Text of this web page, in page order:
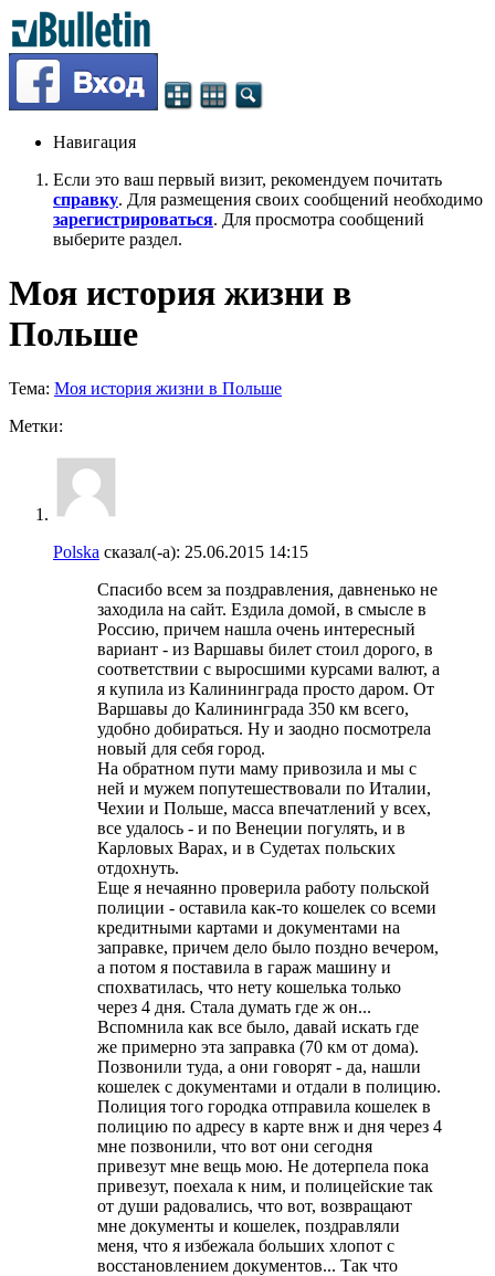
Навигация
Если это ваш первый визит, рекомендуем почитать
справку. Для размещения своих сообщений необходимо
зарегистрироваться. Для просмотра сообщений
выберите раздел.
Моя история жизни в
Польше
Тема: Моя история жизни в Польше
Метки:
Polska сказал(-а): 25.06.2015 14:15
Спасибо всем за поздравления, давненько не
заходила на сайт. Ездила домой, в смысле в
Россию, причем нашла очень интересный
вариант - из Варшавы билет стоил дорого, в
соответствии с выросшими курсами валют, а
я купила из Калининграда просто даром. От
Варшавы до Калининграда 350 км всего,
удобно добираться. Ну и заодно посмотрела
новый для себя город.
На обратном пути маму привозила и мы с
ней и мужем попутешествовали по Италии,
Чехии и Польше, масса впечатлений у всех,
все удалось - и по Венеции погулять, и в
Карловых Варах, и в Судетах польских
отдохнуть.
Еще я нечаянно проверила работу польской
полиции - оставила как-то кошелек со всеми
кредитными картами и документами на
заправке, причем дело было поздно вечером,
а потом я поставила в гараж машину и
спохватилась, что нету кошелька только
через 4 дня. Стала думать где ж он...
Вспомнила как все было, давай искать где
же примерно эта заправка (70 км от дома).
Позвонили туда, а они говорят - да, нашли
кошелек с документами и отдали в полицию.
Полиция того городка отправила кошелек в
полицию по адресу в карте внж и дня через 4
мне позвонили, что вот они сегодня
привезут мне вещь мою. Не дотерпела пока
привезут, поехала к ним, и полицейские так
от души радовались, что вот, возвращают
мне документы и кошелек, поздравляли
меня, что я избежала больших хлопот с
восстановлением документов... Так что